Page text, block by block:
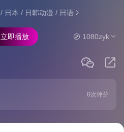
/ 日本 / 日韩动漫/ 日语
立即播放 1080zyk
0次评分